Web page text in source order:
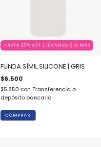
HASTA 20% OFF LLEVANDO 3 O MÁS
FUNDA SÍMIL SILICONE | GRIS
$6.500
$5.850 con Transferencia o
depósito bancario
COMPRAR